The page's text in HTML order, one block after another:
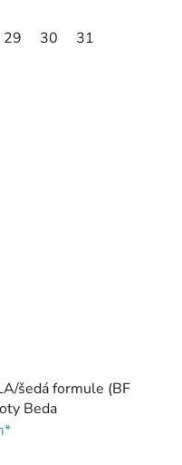
29 30 31
šedá formule (BF
Beda